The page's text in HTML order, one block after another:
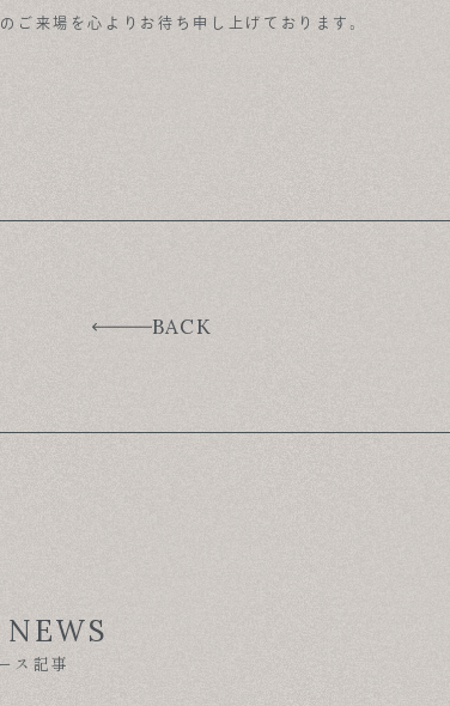
ご来場を心よりお待ち申し上げております。
BACK
ス記事